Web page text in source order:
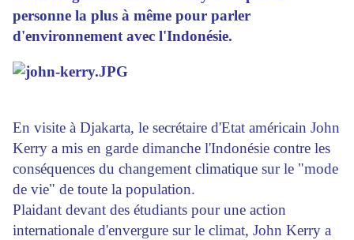
personne la plus à même pour parler
d'environnement avec l'Indonésie.
En visite à Djakarta, le secrétaire d'Etat américain John
Kerry a mis en garde dimanche l'Indonésie contre les
conséquences du changement climatique sur le "mode
de vie" de toute la population.
Plaidant devant des étudiants pour une action
internationale d'envergure sur le climat, John Kerry a